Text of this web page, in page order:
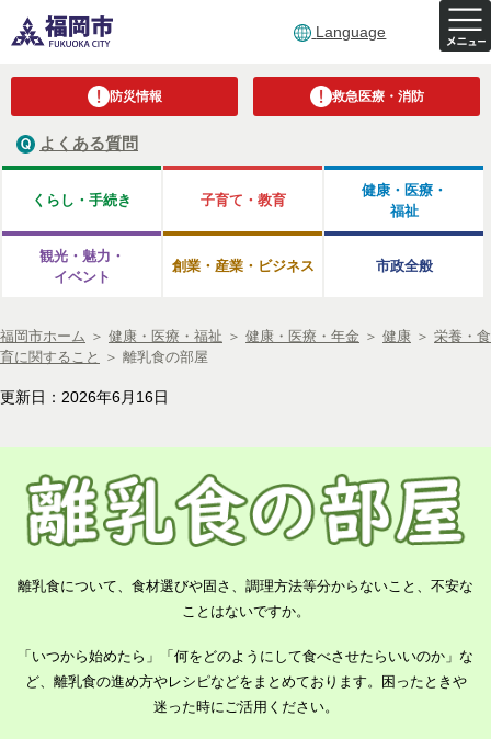
Language
防災情報 救急医療・消防
よくある質問
くらし・手続き 子育て・教育
健康・医療・
福祉
観光・魅力・
イベント
創業・産業・ビジネス 市政全般
福岡市ホーム ＞ 健康・医療・福祉 ＞ 健康・医療・年金 ＞ 健康 ＞ 栄養・食
育に関すること
＞ 離乳食の部屋
更新日：2026年6月16日
離乳食について、食材選びや固さ、調理方法等分からないこと、不安な
ことはないですか。
「いつから始めたら」「何をどのようにして食べさせたらいいのか」な
ど、離乳食の進め方やレシピなどをまとめております。困ったときや
迷った時にご活用ください。